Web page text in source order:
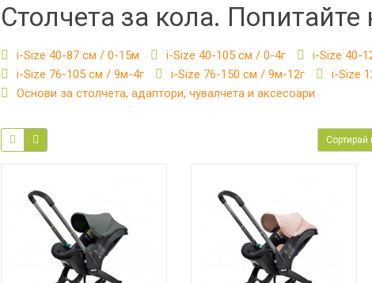
СТОЛЧЕТА
КОЛА
ЗА
ХРАНЕНЕ
ЗА
ДЕТСКАТА
СТАЯ
БАНЯТА
ПРОДУКТИ
Столчета за кола. Попитайте
i-Size 40-87 см / 0-15м i-Size 40-105 см / 0-4г i-Size 40-
i-Size 76-105 см / 9м-4г
i-Size 76-150 см / 9м-12г i-Size
Основи за столчета, адаптори, чувалчета и аксесоари
Сортирай